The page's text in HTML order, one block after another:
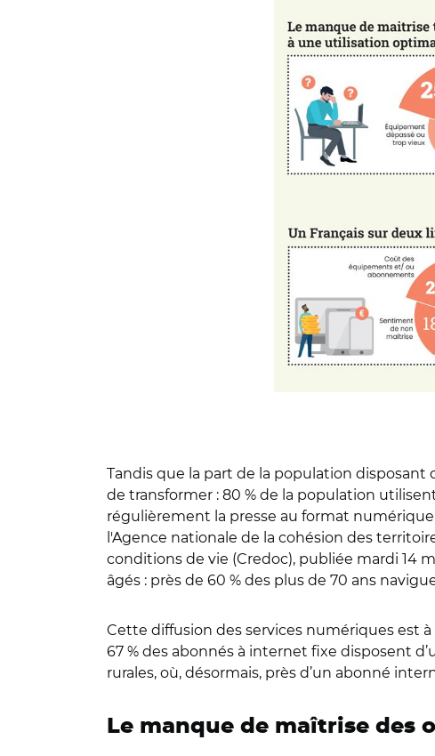
Tandis que la part de la population disposant
de transformer : 80 % de la population
régulièrement la presse au format
l'Agence nationale de la cohésion des
conditions de vie (Credoc), publiée mardi 14
âgés : près de 60 % des plus de 70 ans
Cette diffusion des services numériques est
67 % des abonnés à internet fixe disposent
rurales, où, désormais, près d’un abonné
Le manque de maîtrise des